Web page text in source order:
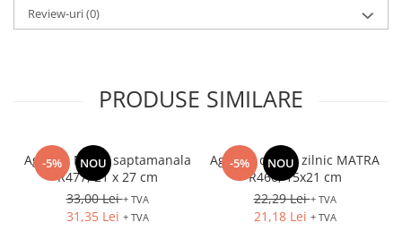
Review-uri(0)
PRODUSE SIMILARE
-5% NOU
Agenda Matra saptamanala
R477, 21 x 27 cm
33,00 Lei+ TVA
31,35 Lei + TVA
-5% NOU
Agenda datata zilnic MATRA
R460, 15x21 cm
22,29 Lei+ TVA
21,18 Lei + TVA